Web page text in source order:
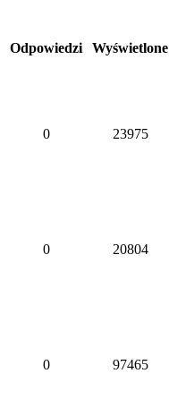
Odpowiedzi Wyświetlone
0 23975
0 20804
0 97465